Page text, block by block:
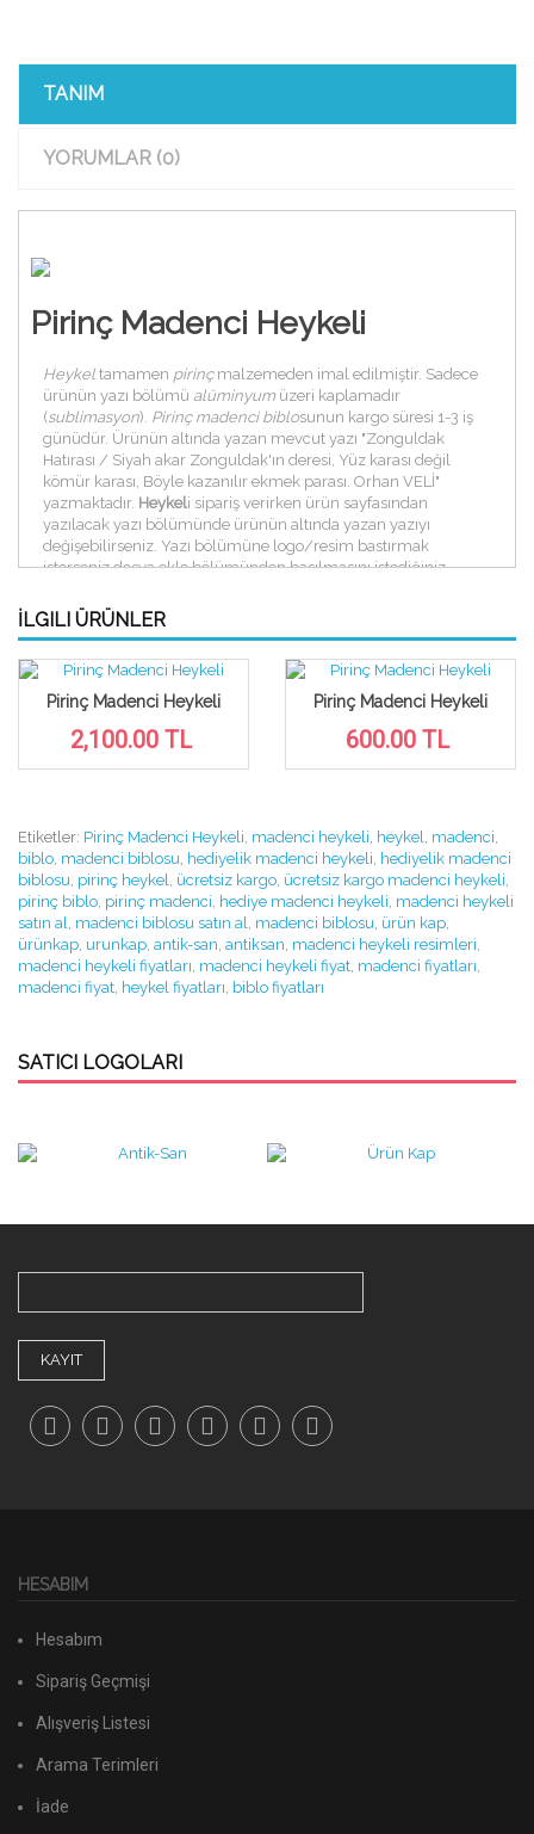
TANIM
YORUMLAR (0)
Pirinç Madenci Heykeli
Heykel tamamen pirinçmalzemeden imal edilmiştir. Sadece
ürünün yazı bölümü alüminyum üzeri kaplamadır
(sublimasyon). Pirinç madenci biblosunun kargo süresi 1-3 iş
günüdür. Ürünün altında yazan mevcut yazı "Zonguldak
Hatırası / Siyah akar Zonguldak'ın deresi, Yüz karası değil
kömür karası, Böyle kazanılır ekmek parası. Orhan VELİ"
yazmaktadır. Heykeli sipariş verirken ürün sayfasından
yazılacak yazı bölümünde ürünün altında yazan yazıyı
değişebilirseniz. Yazı bölümüne logo/resim bastırmak
isterseniz dosya ekle bölümünden basılmasını istediğiniz
Ürünü satın aldıktan sonra 12 ay içerisinde dilerseniz iade
edebilirsiniz.
sipariş için 0.542 297 28 66 telefon numarası üzerinden
iletişime geçebilirsiniz.
İLGILI ÜRÜNLER
Pirinç Madenci Heykeli
2,100.00 TL
Pirinç Madenci Heykeli
600.00 TL
Etiketler: Pirinç Madenci Heykeli madenci heykeli heykel madenci
biblo madenci biblosu hediyelik madenci heykeli hediyelik madenci
biblosu pirinç heykel ücretsiz kargo ücretsiz kargo madenci heykeli
pirinç biblo pirinç madenci hediye madenci heykeli madenci heykeli
satın al madenci biblosu satın al madenci biblosu ürün kap
ürünkap urunkap antik-san antiksan madenci heykeli resimleri
madenci heykeli fiyatları madenci heykeli fiyat madenci fiyatları
madenci fiyat heykel fiyatları biblo fiyatları
KAYIT
HESABIM
Hesabım
Sipariş Geçmişi
Alışveriş Listesi
Arama Terimleri
İade